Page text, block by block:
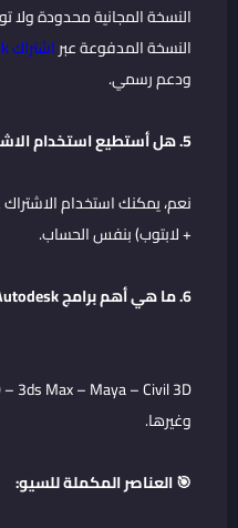
النسخة المجانية محدودة ولا
النسخة المدفوعة عبراشتراك Autodesk برو
ودعم رسمي.
5. هل أستطيع استخدام الاشتراك على أكثر من جهاز؟
نعم، يمكنك استخدام
+ لابتوب) بنفس الحساب.
6. ما هي أهم برامج Autodesk التي يشملها الاشتراك؟
3ds Max – Maya – Civil 3D
وغيرها.
🎯 العناصر المكملة للسيو: